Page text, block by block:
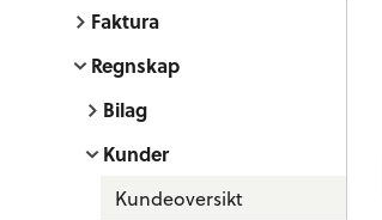
Faktura
Regnskap
Bilag
Kunder
Kundeoversikt